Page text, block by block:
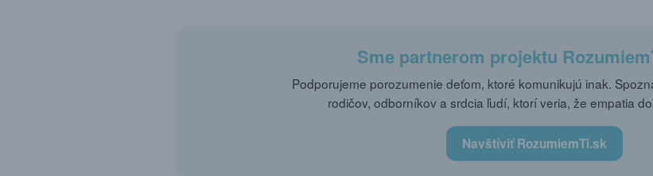
Sme partnerom projektu
Podporujeme porozumenie deťom, ktoré komunikujú inak.
rodičov, odborníkov a srdcia ľudí, ktorí veria, že empatia
Navštíviť RozumiemTi.sk